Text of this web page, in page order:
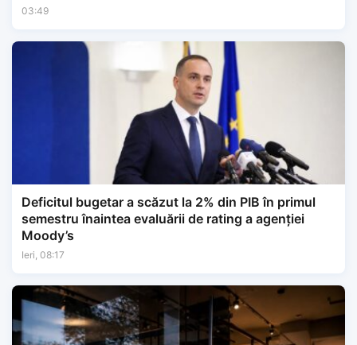
03:49
Deficitul bugetar a scăzut la 2% din PIB în primul
semestru înaintea evaluării de rating a agenției
Moody’s
Ieri, 08:17